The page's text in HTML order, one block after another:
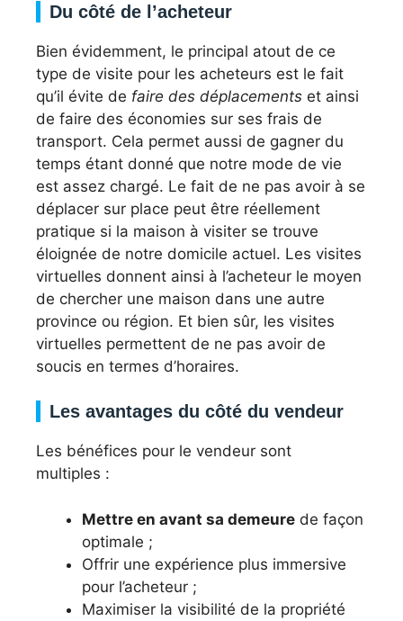
Du côté de l’acheteur
Bien évidemment, le principal atout de ce
type de visite pour les acheteurs est le fait
qu’il évite de faire des déplacements et ainsi
de faire des économies sur ses frais de
transport. Cela permet aussi de gagner du
temps étant donné que notre mode de vie
est assez chargé. Le fait de ne pas avoir à se
déplacer sur place peut être réellement
pratique si la maison à visiter se trouve
éloignée de notre domicile actuel. Les visites
virtuelles donnent ainsi à l’acheteur le moyen
de chercher une maison dans une autre
province ou région. Et bien sûr, les visites
virtuelles permettent de ne pas avoir de
soucis en termes d’horaires.
Les avantages du côté du vendeur
Les bénéfices pour le vendeur sont
multiples :
Mettre en avant sa demeure de façon
optimale ;
Offrir une expérience plus immersive
pour l’acheteur ;
Maximiser la visibilité de la propriété